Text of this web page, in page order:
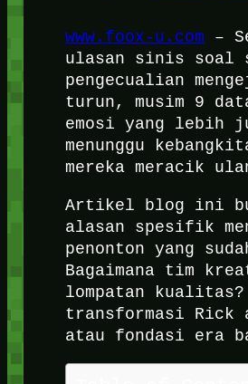
www.foox-u.com –
ulasan sinis soal
pengecualian
turun, musim 9
emosi yang lebih
menunggu
mereka meracik
Artikel blog ini
alasan spesifik
penonton yang
Bagaimana tim
lompatan
transformasi Rick
atau fondasi era